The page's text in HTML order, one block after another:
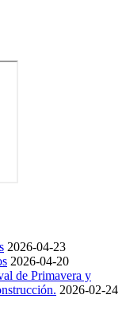
2026-04-23
2026-04-20
de Primavera y
2026-02-24